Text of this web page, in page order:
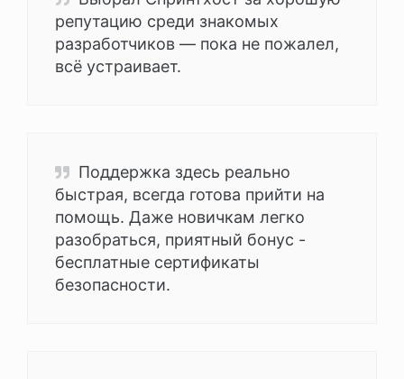
репутацию среди знакомых
разработчиков — пока не пожалел,
всё устраивает.
Поддержка здесь реально
быстрая, всегда готова прийти на
помощь. Даже новичкам легко
разобраться, приятный бонус -
бесплатные сертификаты
безопасности.